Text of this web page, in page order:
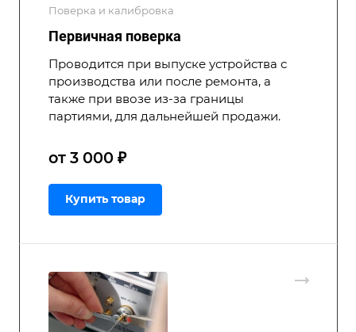
Поверка и калибровка
Первичная поверка
Проводится при выпуске устройства с
производства или после ремонта, а
также при ввозе из-за границы
партиями, для дальнейшей продажи.
от 3 000 ₽
Купить товар